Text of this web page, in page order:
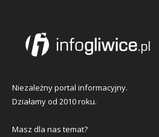
Niezależny portal informacyjny.
Działamy od 2010 roku.
Masz dla nas temat?